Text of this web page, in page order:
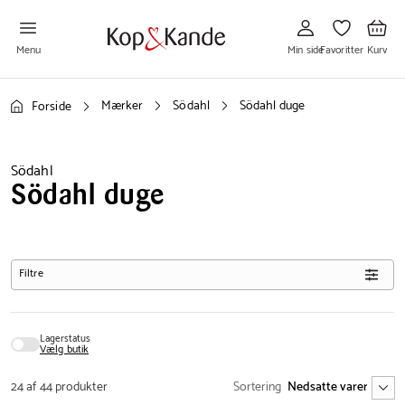
Menu
til
Min
side
Min side
til
Favoritter
Favoritter
til
Kurv
Kurv
Forside Mærker Södahl Södahl duge
Södahl
Södahl duge
Filtre
Lagerstatus
Vælg butik
24 af 44 produkter Sortering